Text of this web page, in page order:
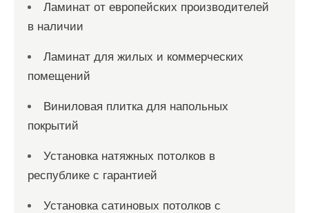
Ламинат от европейских производителей
в наличии
Ламинат для жилых и коммерческих
помещений
Виниловая плитка для напольных
покрытий
Установка натяжных потолков в
республике с гарантией
Установка сатиновых потолков с